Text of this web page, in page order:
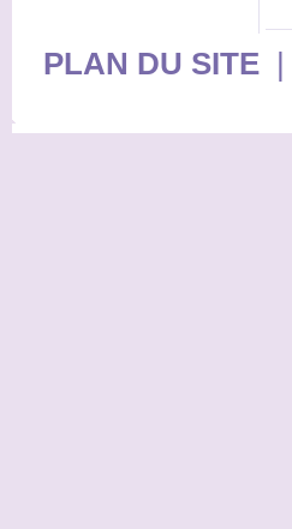
PLAN DU SITE|